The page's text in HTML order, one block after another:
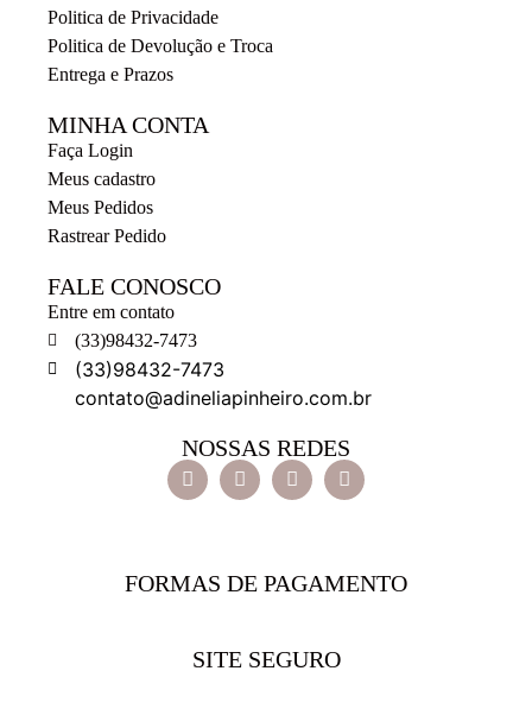
Politica de Privacidade
Politica de Devolução e Troca
Entrega e Prazos
MINHA CONTA
Faça Login
Meus cadastro
Meus Pedidos
Rastrear Pedido
FALE CONOSCO
Entre em contato
(33)98432-7473
(33)98432-7473
contato@adineliapinheiro.com.br
NOSSAS REDES
FORMAS DE PAGAMENTO
SITE SEGURO